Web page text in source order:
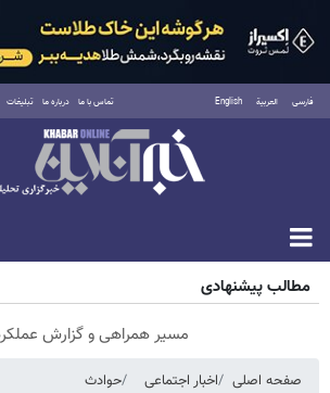
فارسی العربية English تماس با ما درباره ما تبلیغات
جمعه ۱۶ مرداد ۱۴۰۵
مطالب پیشنهادی
مسیر همراهی و گزارش عملکرد
صفحه اصلی اخبار اجتماعی حوادث